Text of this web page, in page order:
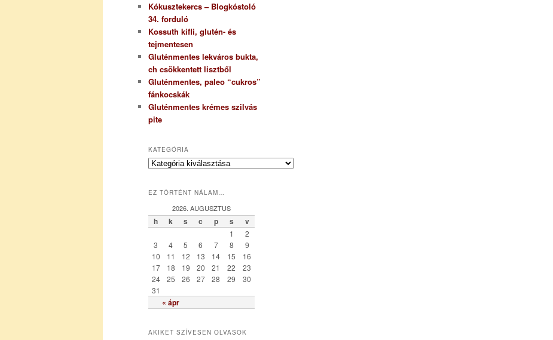
Kókusztekercs – Blogkóstoló
34. forduló
Kossuth kifli, glutén- és
tejmentesen
Gluténmentes lekváros bukta,
ch csökkentett lisztből
Gluténmentes, paleo “cukros”
fánkocskák
Gluténmentes krémes szilvás
pite
KATEGÓRIA
K
e
r
EZ TÖRTÉNT NÁLAM…
2026. AUGUSZTUS
h k s c p s v
« ápr
1
2
3
4 5 6 7 8
9
10
11 12 13 14 15
16
17
18 19 20 21 22
23
24
25 26 27 28 29
30
31
AKIKET SZÍVESEN OLVASOK